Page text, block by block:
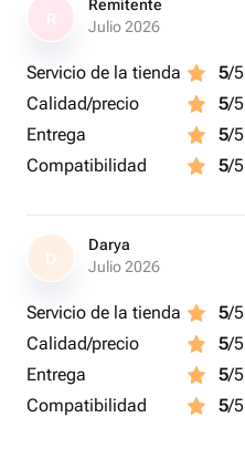
Remitente
Julio 2026
Servicio de la tienda 5/5
Calidad/precio
5/5
Entrega
5/5
Compatibilidad
5/5
D
Darya
Julio 2026
Servicio de la tienda 5/5
Calidad/precio
5/5
Entrega
5/5
Compatibilidad
5/5